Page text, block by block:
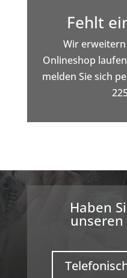
Fehlt
Wir
Onlineshop
melden Sie sich
Haben
unseren